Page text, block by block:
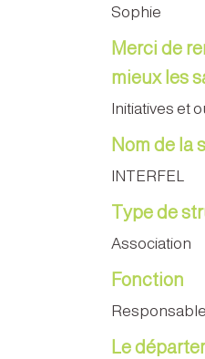
Sophie
Merci de
mieux les
Initiatives et
Nom de la
INTERFEL
Type de
Association
Fonction
Le